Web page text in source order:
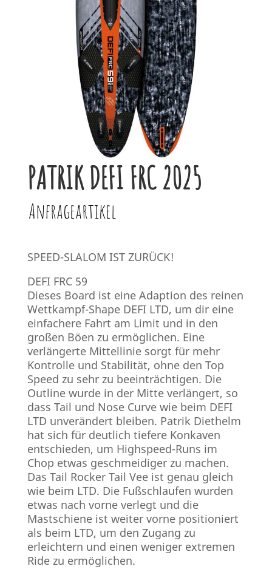
PATRIK DEFI FRC 2025
Anfrageartikel
SPEED-SLALOM IST ZURÜCK!
DEFI FRC 59
Dieses Board ist eine Adaption des reinen
Wettkampf-Shape DEFI LTD, um dir eine
einfachere Fahrt am Limit und in den
großen Böen zu ermöglichen. Eine
verlängerte Mittellinie sorgt für mehr
Kontrolle und Stabilität, ohne den Top
Speed zu sehr zu beeinträchtigen. Die
Outline wurde in der Mitte verlängert, so
dass Tail und Nose Curve wie beim DEFI
LTD unverändert bleiben. Patrik Diethelm
hat sich für deutlich tiefere Konkaven
entschieden, um Highspeed-Runs im
Chop etwas geschmeidiger zu machen.
Das Tail Rocker Tail Vee ist genau gleich
wie beim LTD. Die Fußschlaufen wurden
etwas nach vorne verlegt und die
Mastschiene ist weiter vorne positioniert
als beim LTD, um den Zugang zu
erleichtern und einen weniger extremen
Ride zu ermöglichen.